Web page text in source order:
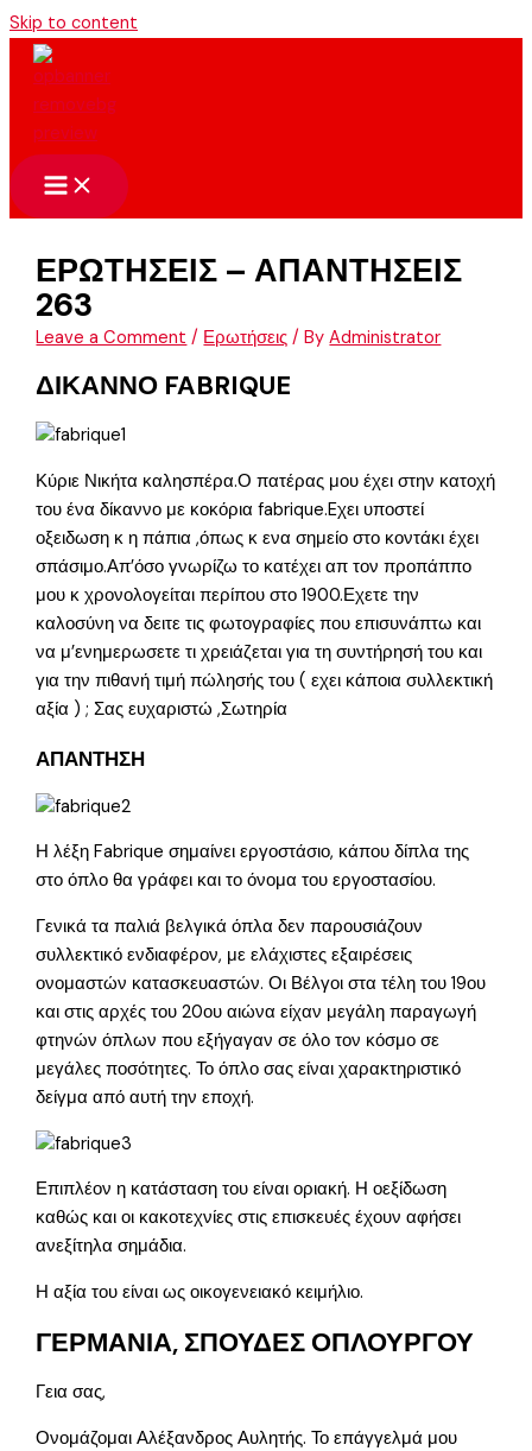
Skip to content
ΕΡΩΤΗΣΕΙΣ – ΑΠΑΝΤΗΣΕΙΣ
263
Leave a Comment / Ερωτήσεις / ByAdministrator
ΔΙΚΑΝΝΟ FABRIQUE
Κύριε Νικήτα καλησπέρα.Ο πατέρας μου έχει στην κατοχή
του ένα δίκαννο με κοκόρια fabrique.Eχει υποστεί
οξειδωση κ η πάπια ,όπως κ ενα σημείο στο κοντάκι έχει
σπάσιμο.Απ’όσο γνωρίζω το κατέχει απ τον προπάππο
μου κ χρονολογείται περίπου στο 1900.Εχετε την
καλοσύνη να δειτε τις φωτογραφίες που επισυνάπτω και
να μ’ενημερωσετε τι χρειάζεται για τη συντήρησή του και
για την πιθανή τιμή πώλησής του ( εχει κάποια συλλεκτική
αξία ) ; Σας ευχαριστώ ,Σωτηρία
ΑΠΑΝΤΗΣΗ
Η λέξη Fabrique σημαίνει εργοστάσιο, κάπου δίπλα της
στο όπλο θα γράφει και το όνομα του εργοστασίου.
Γενικά τα παλιά βελγικά όπλα δεν παρουσιάζουν
συλλεκτικό ενδιαφέρον, με ελάχιστες εξαιρέσεις
ονομαστών κατασκευαστών. Οι Βέλγοι στα τέλη του 19ου
και στις αρχές του 20ου αιώνα είχαν μεγάλη παραγωγή
φτηνών όπλων που εξήγαγαν σε όλο τον κόσμο σε
μεγάλες ποσότητες. Το όπλο σας είναι χαρακτηριστικό
δείγμα από αυτή την εποχή.
Επιπλέον η κατάσταση του είναι οριακή. Η οεξίδωση
καθώς και οι κακοτεχνίες στις επισκευές έχουν αφήσει
ανεξίτηλα σημάδια.
Η αξία του είναι ως οικογενειακό κειμήλιο.
ΓΕΡΜΑΝΙΑ, ΣΠΟΥΔΕΣ ΟΠΛΟΥΡΓΟΥ
Γεια σας,
Ονομάζομαι Αλέξανδρος Αυλητής. Το επάγγελμά μου